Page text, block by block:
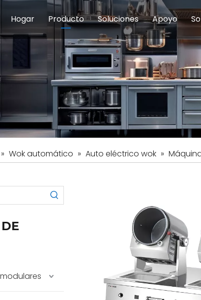
Hogar Producto
Equipos de cocina modulares
Equipo de preparación de alimentos
Soluciones
Escuelas y educación
Hoteles
Apoyo
Servicio
» Wok automático » Auto eléctrico wok »